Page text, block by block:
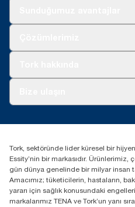
(+90) 216 560 13 00
Essity Turkey Hijyen
Anonim Şirketi Kuriş Kule
D-100 Güney Yan Yol Cad.
K:9 34953 Kartal / Istanbul
Tork, sektöründe lider küresel bir
Essity’nin bir markasıdır.
gün dünya genelinde bir milyar insan
Amacımız; tüketicilerin, hastaların,
yararı için sağlık konusundaki
markalarımız TENA ve Tork’un yanı